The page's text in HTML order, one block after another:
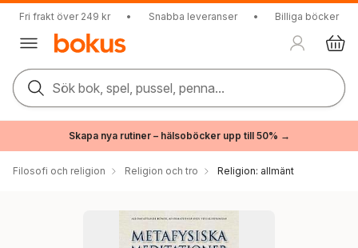
Fri frakt över 249 kr • Snabba leveranser • Billiga böcker
Sök bok, spel, pussel, penna...
Skapa nya rutiner – hälsoböcker upp till 50% →
Filosofi och religion Religion och tro Religion: allmänt